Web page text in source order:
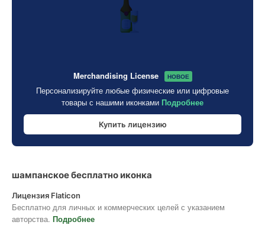
Merchandising License НОВОЕ
Персонализируйте любые физические или цифровые
товары с нашими иконками Подробнее
Купить лицензию
шампанское бесплатно иконка
Лицензия Flaticon
Бесплатно для личных и коммерческих целей с указанием
авторства. Подробнее